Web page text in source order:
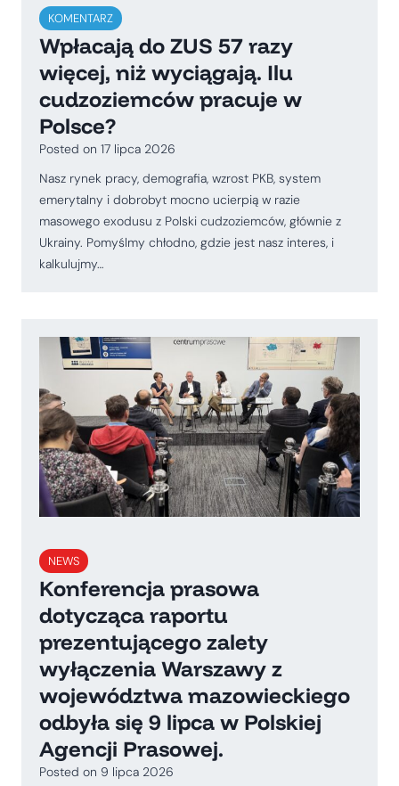
KOMENTARZ
Wpłacają do ZUS 57 razy
więcej, niż wyciągają. Ilu
cudzoziemców pracuje w
Polsce?
Posted on 17 lipca 2026
Nasz rynek pracy, demografia, wzrost PKB, system
emerytalny i dobrobyt mocno ucierpią w razie
masowego exodusu z Polski cudzoziemców, głównie z
Ukrainy. Pomyślmy chłodno, gdzie jest nasz interes, i
kalkulujmy…
NEWS
Konferencja prasowa
dotycząca raportu
prezentującego zalety
wyłączenia Warszawy z
województwa mazowieckiego
odbyła się 9 lipca w Polskiej
Agencji Prasowej.
Posted on 9 lipca 2026